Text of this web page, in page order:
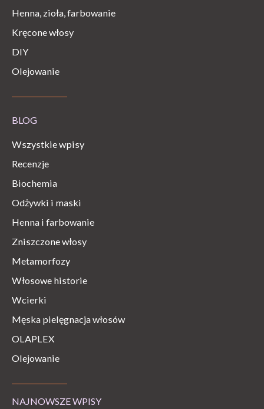
Henna, zioła, farbowanie
Kręcone włosy
DIY
Olejowanie
BLOG
Wszystkie wpisy
Recenzje
Biochemia
Odżywki i maski
Henna i farbowanie
Zniszczone włosy
Metamorfozy
Włosowe historie
Wcierki
Męska pielęgnacja włosów
OLAPLEX
Olejowanie
NAJNOWSZE WPISY